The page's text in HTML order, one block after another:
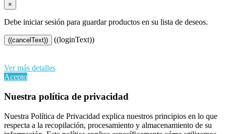
×
Debe iniciar sesión para guardar productos en su lista de deseos.
((cancelText))
((loginText))
Ver más detalles
Acepto
Nuestra política de privacidad
Nuestra Política de Privacidad explica nuestros principios en lo que
respecta a la recopilación, procesamiento y almacenamiento de su